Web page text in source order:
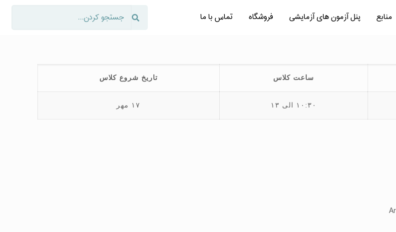
منابع پنل آزمون های آزمایشی فروشگاه
تماس با ما
ساعت کلاس تاریخ شروع کلاس
۱۰:۳۰ الی ۱۳ ۱۷ مهر